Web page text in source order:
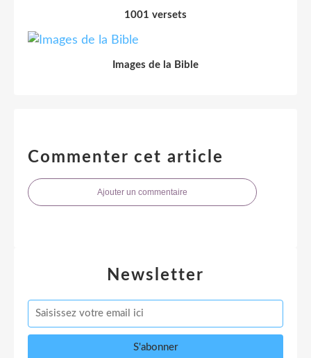
1001 versets
Images de la Bible
Commenter cet article
Ajouter un commentaire
Newsletter